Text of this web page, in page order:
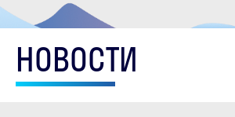
НОВОСТИ